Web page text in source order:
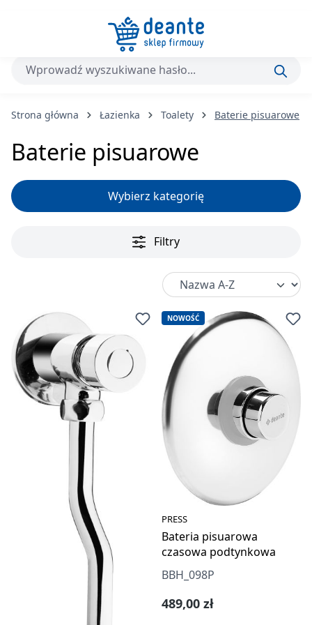
Przejdź do głównej zawartości
Strona główna Łazienka Toalety Baterie pisuarowe
Baterie pisuarowe
Wybierz kategorię
Filtry
NOWOŚĆ
PRESS
Bateria pisuarowa
czasowa podtynkowa
BBH_098P
Cena regularna:
489,00 zł